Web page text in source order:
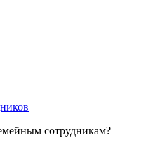
сотрудникам?